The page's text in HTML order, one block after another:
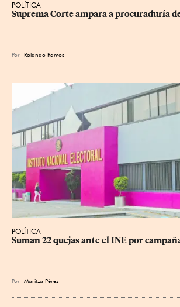
POLÍTICA
Suprema Corte ampara a procuraduría
Por Rolando Ramos
POLÍTICA
Suman 22 quejas ante el INE por
Por Maritza Pérez